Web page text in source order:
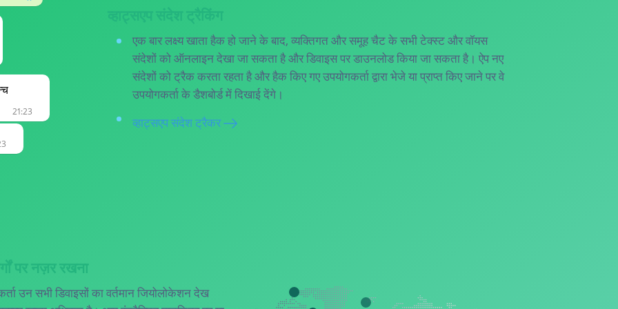
21:23
एक बार लक्ष्य खाता हैक हो जाने के बाद, व्यक्तिगत और समूह चैट के सभी टेक्स्ट और वॉयस
संदेशों को ऑनलाइन देखा जा सकता है और डिवाइस पर डाउनलोड किया जा सकता है। ऐप नए
संदेशों को ट्रैक करता रहता है और हैक किए गए उपयोगकर्ता द्वारा भेजे या प्राप्त किए जाने पर वे
उपयोगकर्ता के डैशबोर्ड में दिखाई देंगे।
व्हाट्सएप संदेश ट्रैकर
पर नज़र रखना
उन सभी डिवाइसों का वर्तमान जियोलोकेशन देख